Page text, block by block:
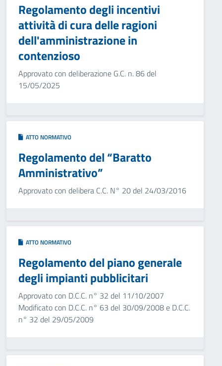
Regolamento degli incentivi
attività di cura delle ragioni
dell'amministrazione in
contenzioso
Approvato con deliberazione G.C. n. 86 del
15/05/2025
ATTO NORMATIVO
Regolamento del “Baratto
Amministrativo”
Approvato con delibera C.C. N° 20 del 24/03/2016
ATTO NORMATIVO
Regolamento del piano generale
degli impianti pubblicitari
Approvato con D.C.C. n° 32 del 11/10/2007
Modificato con D.C.C. n° 63 del 30/09/2008 e D.C.C.
n° 32 del 29/05/2009